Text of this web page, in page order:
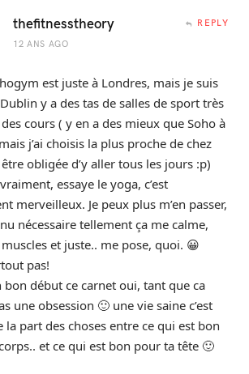
thefitnesstheory
12 ANS AGO
REPLY
est juste à Londres, mais je suis
Dublin y a des tas de salles de sport très
cours ( y en a des mieux que Soho à
j’ai choisis la plus proche de chez
obligée d’y aller tous les jours :p)
essaye le yoga, c’est
merveilleux. Je peux plus m’en passer,
nécessaire tellement ça me calme,
et juste.. me pose, quoi. 😀
pas!
bon début ce carnet oui, tant que ca
une obsession 🙂 une vie saine c’est
la part des choses entre ce qui est bon
et ce qui est bon pour ta tête 🙂